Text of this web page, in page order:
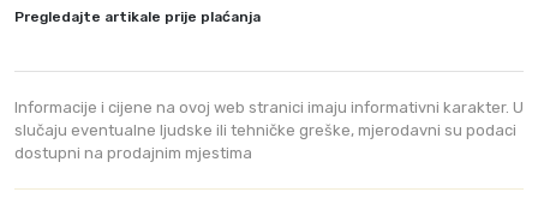
s
d
n
i
h
k
Pregledajte artikale prije plaćanja
Informacije i cijene na ovoj web stranici imaju informativni karakter. U
slučaju eventualne ljudske ili tehničke greške, mjerodavni su podaci
dostupni na prodajnim mjestima